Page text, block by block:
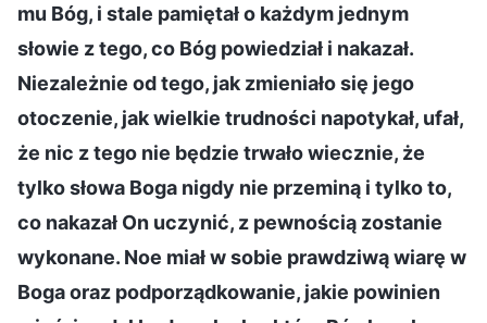
mu Bóg, i stale pamiętał o każdym jednym
słowie z tego, co Bóg powiedział i nakazał.
Niezależnie od tego, jak zmieniało się jego
otoczenie, jak wielkie trudności napotykał, ufał,
że nic z tego nie będzie trwało wiecznie, że
tylko słowa Boga nigdy nie przeminą i tylko to,
co nakazał On uczynić, z pewnością zostanie
wykonane. Noe miał w sobie prawdziwą wiarę w
Boga oraz podporządkowanie, jakie powinien